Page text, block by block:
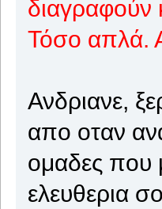
διαγραφούν
Τόσο απλά.
Ανδριανε,
απο οταν
ομαδες που
ελευθερια